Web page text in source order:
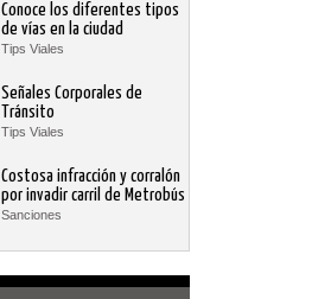
Conoce los diferentes tipos
de vías en la ciudad
Tips Viales
Señales Corporales de
Tránsito
Tips Viales
Costosa infracción y corralón
por invadir carril de Metrobús
Sanciones